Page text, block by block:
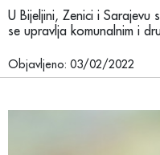
U Bijeljini, Zenici i
se upravlja komunalnim i
Objavljeno: 03/02/2022